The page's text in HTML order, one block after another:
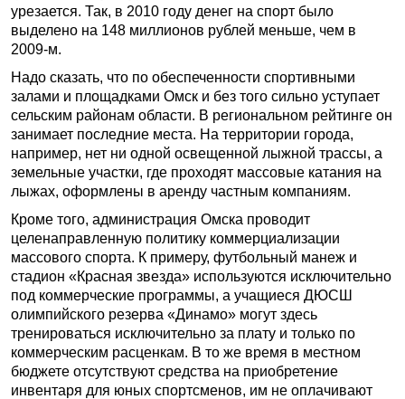
урезается. Так, в 2010 году денег на спорт было
выделено на 148 миллионов рублей меньше, чем в
2009-м.
Надо сказать, что по обеспеченности спортивными
залами и площадками Омск и без того сильно уступает
сельским районам области. В региональном рейтинге он
занимает последние места. На территории города,
например, нет ни одной освещенной лыжной трассы, а
земельные участки, где проходят массовые катания на
лыжах, оформлены в аренду частным компаниям.
Кроме того, администрация Омска проводит
целенаправленную политику коммерциализации
массового спорта. К примеру, футбольный манеж и
стадион «Красная звезда» используются исключительно
под коммерческие программы, а учащиеся ДЮСШ
олимпийского резерва «Динамо» могут здесь
тренироваться исключительно за плату и только по
коммерческим расценкам. В то же время в местном
бюджете отсутствуют средства на приобретение
инвентаря для юных спортсменов, им не оплачивают